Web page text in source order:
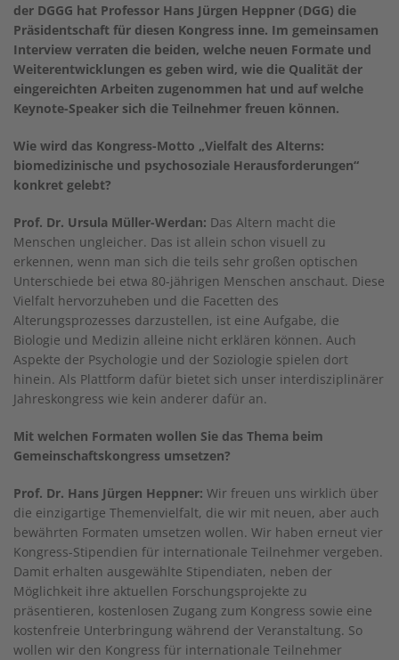
der DGGG hat Professor Hans Jürgen Heppner (DGG) die
Präsidentschaft für diesen Kongress inne. Im gemeinsamen
Interview verraten die beiden, welche neuen Formate und
Weiterentwicklungen es geben wird, wie die Qualität der
eingereichten Arbeiten zugenommen hat und auf welche
Keynote-Speaker sich die Teilnehmer freuen können.
Wie wird das Kongress-Motto „Vielfalt des Alterns:
biomedizinische und psychosoziale Herausforderungen“
konkret gelebt?
Prof. Dr. Ursula Müller-Werdan: Das Altern macht die
Menschen ungleicher. Das ist allein schon visuell zu
erkennen, wenn man sich die teils sehr großen optischen
Unterschiede bei etwa 80-jährigen Menschen anschaut. Diese
Vielfalt hervorzuheben und die Facetten des
Alterungsprozesses darzustellen, ist eine Aufgabe, die
Biologie und Medizin alleine nicht erklären können. Auch
Aspekte der Psychologie und der Soziologie spielen dort
hinein. Als Plattform dafür bietet sich unser interdisziplinärer
Jahreskongress wie kein anderer dafür an.
Mit welchen Formaten wollen Sie das Thema beim
Gemeinschaftskongress umsetzen?
Prof. Dr. Hans Jürgen Heppner: Wir freuen uns wirklich über
die einzigartige Themenvielfalt, die wir mit neuen, aber auch
bewährten Formaten umsetzen wollen. Wir haben erneut vier
Kongress-Stipendien für internationale Teilnehmer vergeben.
Damit erhalten ausgewählte Stipendiaten, neben der
Möglichkeit ihre aktuellen Forschungsprojekte zu
präsentieren, kostenlosen Zugang zum Kongress sowie eine
kostenfreie Unterbringung während der Veranstaltung. So
wollen wir den Kongress für internationale Teilnehmer